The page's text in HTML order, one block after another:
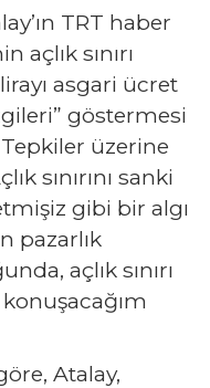
TRT haber
açlık sınırı
asgari ücret
göstermesi
üzerine
sınırını sanki
gibi bir algı
pazarlık
açlık sınırı
Atalay,